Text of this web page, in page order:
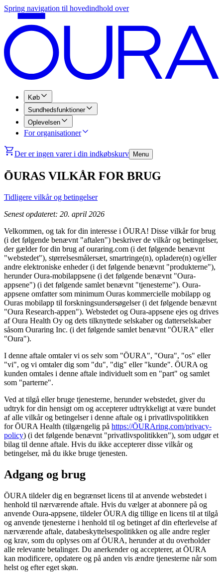
Spring navigation til hovedindhold over
Køb
Sundhedsfunktioner
Oplevelsen
For organisationer
Der er ingen varer i din indkøbskurv Menu
ŌURAS VILKÅR FOR BRUG
Tidligere vilkår og betingelser
Senest opdateret: 20. april 2026
Velkommen, og tak for din interesse i ŌURA! Disse vilkår for brug
(i det følgende benævnt "aftalen") beskriver de vilkår og betingelser,
der gælder for din brug af ouraring.com (i det følgende benævnt
"webstedet"), størrelsesmålersæt, smartringe(n), opladere(n) og/eller
andre elektroniske enheder (i det følgende benævnt "produkterne"),
herunder Oura-mobilappsene (i det følgende benævnt "Oura-
appsene") (i det følgende samlet benævnt "tjenesterne"). Oura-
appsene omfatter som minimum Ouras kommercielle mobilapp og
Ouras mobilapp til forskningsundersøgelser (i det følgende benævnt
"Oura Research-appen"). Webstedet og Oura-appsene ejes og drives
af Oura Health Oy og dets tilknyttede selskaber og datterselskaber
såsom Ouraring Inc. (i det følgende samlet benævnt "ŌURA" eller
"Oura").
I denne aftale omtaler vi os selv som "ŌURA", "Oura", "os" eller
"vi", og vi omtaler dig som "du", "dig" eller "kunde". ŌURA og
kunden omtales i denne aftale individuelt som en "part" og samlet
som "parterne".
Ved at tilgå eller bruge tjenesterne, herunder webstedet, giver du
udtryk for din hensigt om og accepterer udtrykkeligt at være bundet
af alle vilkår og betingelser i denne aftale og i privatlivspolitikken
for ŌURA Health (tilgængelig på https://ŌURAring.com/privacy-
policy) (i det følgende benævnt "privatlivspolitikken"), som udgør et
bilag til denne aftale. Hvis du ikke accepterer disse vilkår og
betingelser, må du ikke bruge tjenesten.
Adgang og brug
ŌURA tildeler dig en begrænset licens til at anvende webstedet i
henhold til nærværende aftale. Hvis du vælger at abonnere på og
anvende Oura-appsene, tildeler ŌURA dig tillige en licens til at tilgå
og anvende tjenesterne i henhold til og betinget af din efterlevelse af
nærværende aftale, databeskyttelsespolitikken og alle andre regler
og krav, som du oplyses om af ŌURA, herunder at du overholder
alle relevante betalinger. Du anerkender og accepterer, at ŌURA
kan modificere, opdatere og på anden vis ændre tjenesterne når som
helst og efter eget skøn.